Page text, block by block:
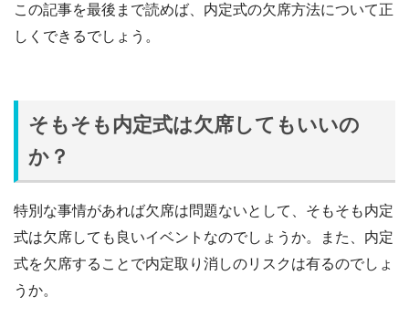
この記事を最後まで読めば、内定式の欠席方法について正
しくできるでしょう。
そもそも内定式は欠席してもいいの
か？
特別な事情があれば欠席は問題ないとして、そもそも内定
式は欠席しても良いイベントなのでしょうか。また、内定
式を欠席することで内定取り消しのリスクは有るのでしょ
うか。